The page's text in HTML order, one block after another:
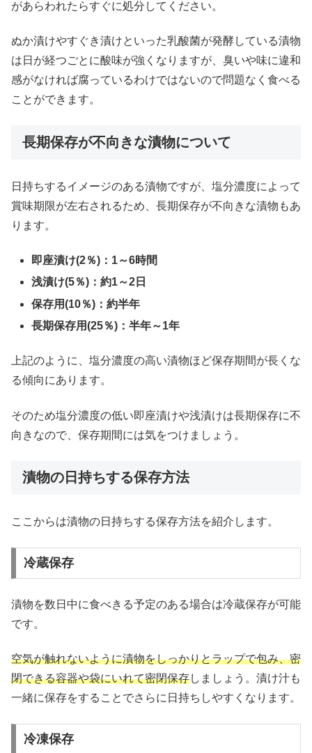
があらわれたらすぐに処分してください。
ぬか漬けやすぐき漬けといった乳酸菌が発酵している漬物
は日が経つごとに酸味が強くなりますが、臭いや味に違和
感がなければ腐っているわけではないので問題なく食べる
ことができます。
長期保存が不向きな漬物について
日持ちするイメージのある漬物ですが、塩分濃度によって
賞味期限が左右されるため、長期保存が不向きな漬物もあ
ります。
即座漬け(2％)：1～6時間
浅漬け(5％)：約1～2日
保存用(10％)：約半年
長期保存用(25％)：半年～1年
上記のように、塩分濃度の高い漬物ほど保存期間が長くな
る傾向にあります。
そのため塩分濃度の低い即座漬けや浅漬けは長期保存に不
向きなので、保存期間には気をつけましょう。
漬物の日持ちする保存方法
ここからは漬物の日持ちする保存方法を紹介します。
冷蔵保存
漬物を数日中に食べきる予定のある場合は冷蔵保存が可能
です。
空気が触れないように漬物をしっかりとラップで包み、密
閉できる容器や袋にいれて密閉保存しましょう。漬け汁も
一緒に保存をすることでさらに日持ちしやすくなります。
冷凍保存